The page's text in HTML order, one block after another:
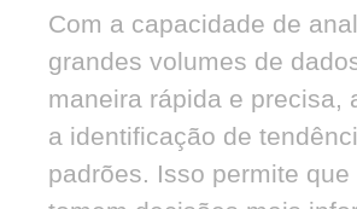
Com a capacidade de
grandes volumes de
maneira rápida e precisa,
a identificação de
padrões. Isso permite